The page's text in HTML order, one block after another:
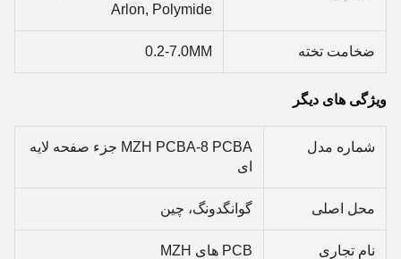
Arlon, Polymide
ضخامت تخته 0.2-7.0MM
ویژگی های دیگر
شماره مدل
MZH PCBA-8 PCBA جزء صفحه لایه
ای
محل اصلی گوانگدونگ، چین
نام تجاری PCB های MZH